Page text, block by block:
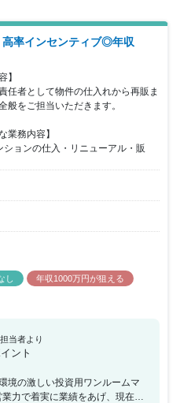
高率インセンティブ◎年収
】
任者として物件の仕入れから再販ま
般をご担当いただきます。
業務内容】
ションの仕入・リニューアル・販
し
年収1000万円が狙える
当者より
ント
境の激しい投資用ワンルームマ
力で着実に業績をあげ、現在で